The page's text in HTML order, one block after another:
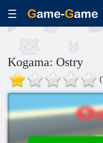
Kogama: Ostry